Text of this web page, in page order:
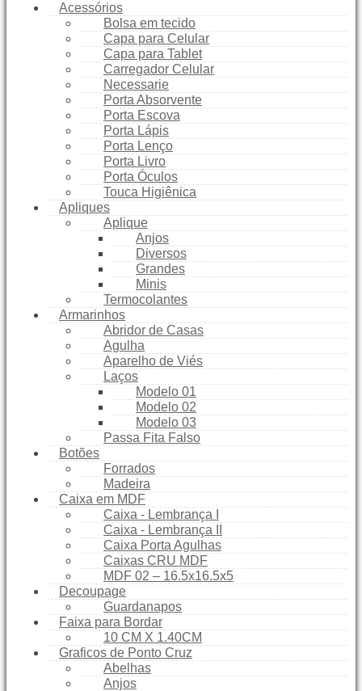
Acessórios
Bolsa em tecido
Capa para Celular
Capa para Tablet
Carregador Celular
Necessarie
Porta Absorvente
Porta Escova
Porta Lápis
Porta Lenço
Porta Livro
Porta Óculos
Touca Higiênica
Apliques
Aplique
Anjos
Diversos
Grandes
Minis
Termocolantes
Armarinhos
Abridor de Casas
Agulha
Aparelho de Viés
Laços
Modelo 01
Modelo 02
Modelo 03
Passa Fita Falso
Botões
Forrados
Madeira
Caixa em MDF
Caixa - Lembrança I
Caixa - Lembrança II
Caixa Porta Agulhas
Caixas CRU MDF
MDF 02 – 16.5x16.5x5
Decoupage
Guardanapos
Faixa para Bordar
10 CM X 1.40CM
Graficos de Ponto Cruz
Abelhas
Anjos